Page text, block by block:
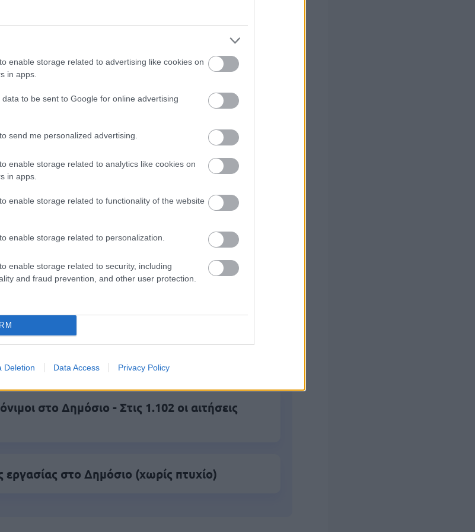
enable storage related to advertising like cookies on
in apps.
to be sent to Google for online advertising
send me personalized advertising.
enable storage related to analytics like cookies on
in apps.
enable storage related to functionality of the website
enable storage related to personalization.
enable storage related to security, including
and fraud prevention, and other user protection.
Deletion Data Access Privacy Policy
η πιο Εύκολη Πιστοποίηση Υπολογιστών σε 2
τις σημαντικές ειδήσεις.
στα αποτελέσματα αναζήτησης της Google
στο Δημόσιο - Στις 1.102 οι αιτήσεις
εργασίας στο Δημόσιο (χωρίς πτυχίο)